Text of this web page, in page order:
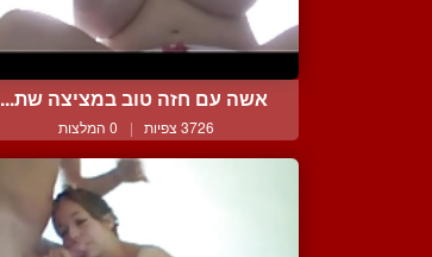
אשה עם חזה טוב במציצה שת...
3726 צפיות | 0 המלצות